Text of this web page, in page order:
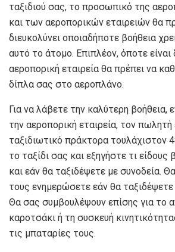
ταξιδιού σας, το προσωπικό της
και των αεροπορικών εταιρειών θα
διευκολύνει οποιαδήποτε βοήθεια
αυτό το άτομο. Επιπλέον, όποτε είναι
αεροπορική εταιρεία θα πρέπει να
δίπλα σας στο αεροπλάνο.
Για να λάβετε την καλύτερη βοήθεια,
την αεροπορική εταιρεία, τον πωλητή
ταξιδιωτικό πράκτορα τουλάχιστον
το ταξίδι σας και εξηγήστε τι είδους
και εάν θα ταξιδέψετε με συνοδεία.
τους ενημερώσετε εάν θα
Θα σας συμβουλέψουν επίσης για το
καροτσάκι ή τη συσκευή
τις μπαταρίες τους.